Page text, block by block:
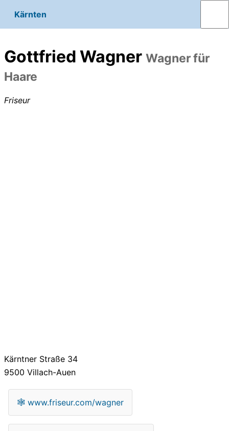
Kärnten
Gottfried Wagner Wagner für
Haare
Friseur
Kärntner Straße 34
9500 Villach-Auen
🕸 www.friseur.com/wagner